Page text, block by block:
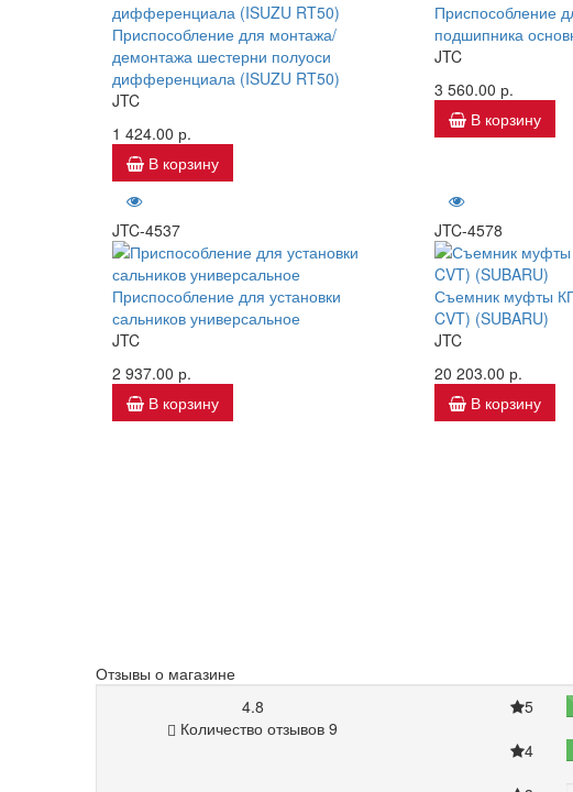
Приспособление для монтажа/
демонтажа шестерни полуоси
дифференциала (ISUZU RT50)
JTC
1 424.00 р.
В корзину
Приспособление
подшипника
JTC
3 560.00 р.
В корзину
JTC-4537
Приспособление для установки
сальников универсальное
JTC
2 937.00 р.
В корзину
JTC-4578
Съемник муфты
CVT) (SUBARU)
JTC
20 203.00 р.
В корзину
Отзывы о магазине
4.8
Количество отзывов 9
5
4